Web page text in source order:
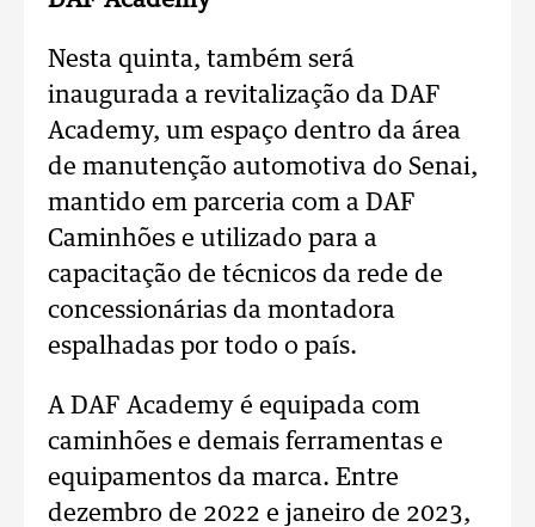
Nesta quinta, também será
inaugurada a revitalização da DAF
Academy, um espaço dentro da área
de manutenção automotiva do Senai,
mantido em parceria com a DAF
Caminhões e utilizado para a
capacitação de técnicos da rede de
concessionárias da montadora
espalhadas por todo o país.
A DAF Academy é equipada com
caminhões e demais ferramentas e
equipamentos da marca. Entre
dezembro de 2022 e janeiro de 2023,